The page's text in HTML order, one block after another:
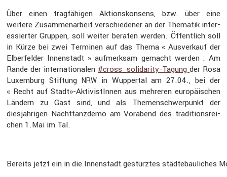
Über einen tragfä­higen Aktions­kon­sens, bzw. über eine
weitere Zusam­men­ar­beit verschie­dener an der Thematik inter­
es­sierter Gruppen, soll weiter beraten werden. Öffent­lich soll
in Kürze bei zwei Terminen auf das Thema « Ausver­kauf der
Elber­felder Innen­stadt » aufmerksam gemacht werden : Am
Rande der inter­na­tio­nalen #cross_­so­li­da­rity-Tagung der Rosa
Luxem­burg Stiftung NRWin Wuppertal am 27.04., bei der
« Recht auf Stadt»-AktivistInnen aus mehreren europäi­schen
Ländern zu Gast sind, und als Themen­schwer­punkt der
diesjäh­rigen Nacht­tanz­demo am Vorabend des tradi­ti­ons­rei­
chen 1.Mai im Tal.
Bereits jetzt ein in die Innen­stadt gestürztes städte­bau­li­ches